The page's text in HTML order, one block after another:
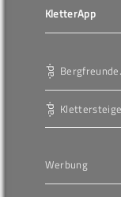
KletterApp
Klettersteige
Werbung